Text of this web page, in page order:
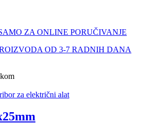
ZA ONLINE PORUČIVANJE
OD 3-7 RADNIH DANA
kom
za električni alat